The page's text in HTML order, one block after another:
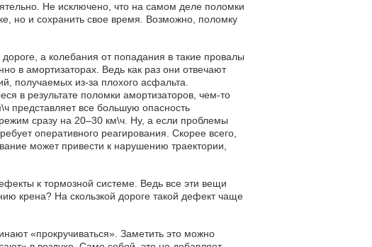
Не исключено, что на самом деле поломки
но и сохранить свое время. Возможно, поломку
а колебания от попадания в такие провалы
в амортизаторах. Ведь как раз они отвечают
получаемых из-за плохого асфальта.
в результате поломки амортизаторов, чем-то
представляет все большую опасность
сразу на 20–30 км\ч. Ну, а если проблемы
оперативного реагирования. Скорее всего,
может привести к нарушению траектории,
к тормозной системе. Ведь все эти вещи
крена? На скользкой дороге такой дефект чаще
«прокручиваться». Заметить это можно